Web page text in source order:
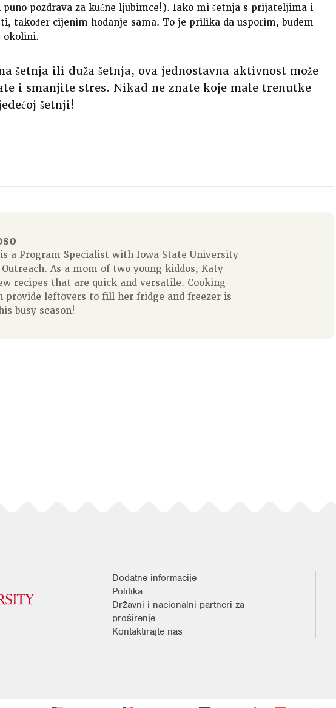
puno pozdrava za kućne ljubimce!). Iako mi šetnja s prijateljima i
također cijenim hodanje sama. To je prilika da usporim, budem
okolini.
šetnja ili duža šetnja, ova jednostavna aktivnost može
i smanjite stres. Nikad ne znate koje male trenutke
šetnji!
a Program Specialist with Iowa State University
As a mom of two young kiddos, Katy
recipes that are quick and versatile. Cooking
provide leftovers to fill her fridge and freezer is
busy season!
Dodatne informacije
Politika
Državni i nacionalni partneri za
proširenje
Kontaktirajte nas